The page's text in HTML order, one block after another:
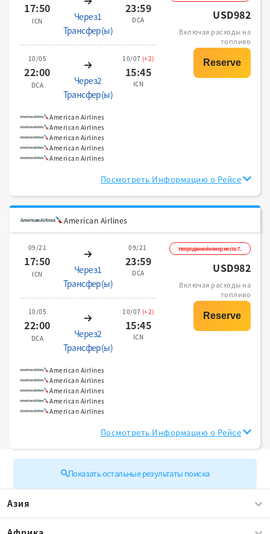
17:50
ICN
Через1
Трансфер(ы)
23:59
DCA
10/05
22:00
DCA
Через2
Трансфер(ы)
10/07 (+2)
15:45
ICN
USD982
Включая расходы на
топливо
American Airlines
American Airlines
American Airlines
American Airlines
American Airlines
Посмотреть Информацию о Рейсе
American Airlines
09/21
17:50
ICN
Через1
Трансфер(ы)
09/21
23:59
DCA
10/05
22:00
DCA
Через2
Трансфер(ы)
10/07 (+2)
15:45
ICN
Непроданной номер места:7.
USD982
Включая расходы на
топливо
American Airlines
American Airlines
American Airlines
American Airlines
American Airlines
Посмотреть Информацию о Рейсе
Показать остальные результаты поиска
Азия